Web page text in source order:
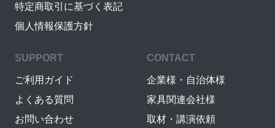
特定商取引に基づく表記
個人情報保護方針
SUPPORT
ご利用ガイド
よくある質問
お問い合わせ
CONTACT
企業様・自治体様
家具関連会社様
取材・講演依頼